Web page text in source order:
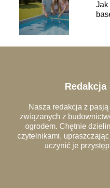
Jak
Redakcja
Nasza redakcja z
związanych z
ogrodem. Chętnie
czytelnikami,
uczynić je